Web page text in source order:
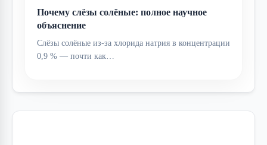
Почему слёзы солёные: полное научное
объяснение
Слёзы солёные из-за хлорида натрия в концентрации
0,9 % — почти как…